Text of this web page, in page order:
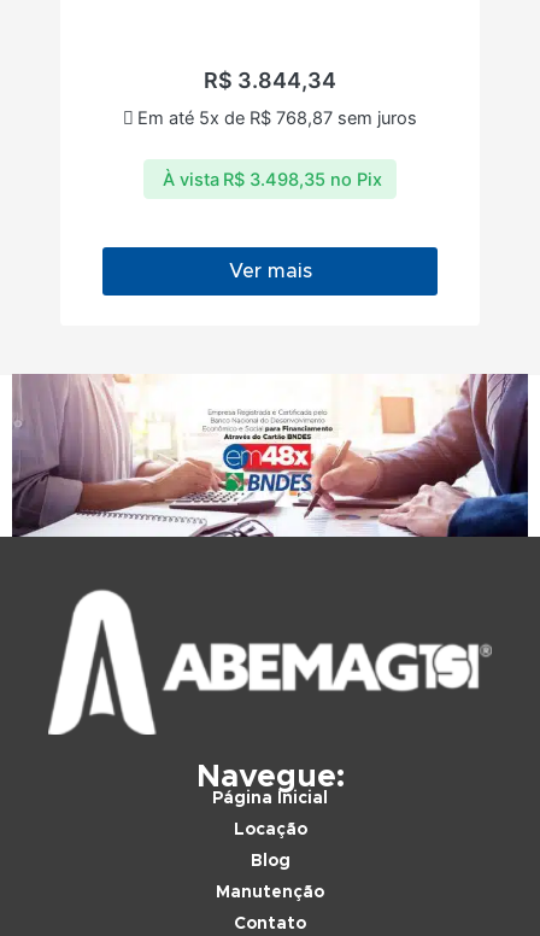
R$ 3.844,34
Em até 5x de R$ 768,87 sem juros
À vista R$ 3.498,35 no Pix
Ver mais
Navegue:
Página Inicial
Locação
Blog
Manutenção
Contato